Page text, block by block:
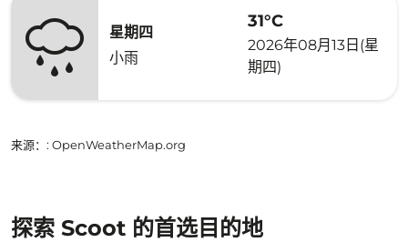
星期四
小雨
31°C
2026年08月13日(星
期四)
来源： : OpenWeatherMap.org
探索 Scoot 的首选目的地